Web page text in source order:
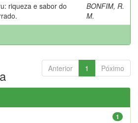
riqueza e sabor do
BONFIM, R.
M.
Anterior 1 Póximo
1